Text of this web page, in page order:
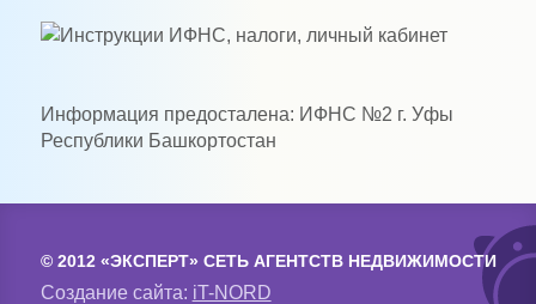
Информация предосталена: ИФНС №2 г. Уфы
Республики Башкортостан
© 2012 «ЭКСПЕРТ» СЕТЬ АГЕНТСТВ НЕДВИЖИМОСТИ
Создание сайта: iT-NORD